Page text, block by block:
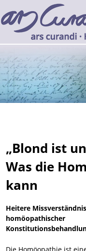
to
content
„Blond ist
Was die
kann
Heitere
homöopathischer